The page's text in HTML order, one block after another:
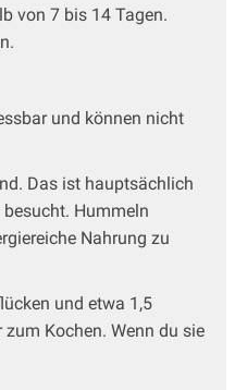
von 7 bis 14 Tagen.
und können nicht
Das ist hauptsächlich
Hummeln
Nahrung zu
und etwa 1,5
Kochen. Wenn du sie